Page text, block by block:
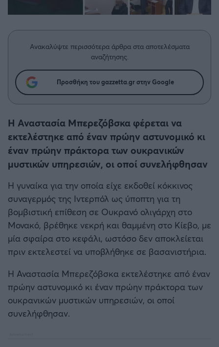
Άρης
Βόλος
Ατρόμητος Αθηνών
Κηφισιά
Παναιτωλικός
Καλαμάτα
Ηρακλής
Μπαρτσελόνα
Ρεάλ Μαδρίτης
Ανακαλύψτε περισσότερα άρθρα στα αποτελέσματα
αναζήτησης.
Προσθήκη του gazzetta.gr στην Google
Η Αναστασία Μπερεζόβσκα φέρεται να
εκτελέστηκε από έναν πρώην αστυνομικό κι
έναν πρώην πράκτορα των ουκρανικών
μυστικών υπηρεσιών, οι οποί συνελήφθησαν
Η γυναίκα για την οποία είχε εκδοθεί κόκκινος
συναγερμός της Ιντερπόλ ως ύποπτη για τη
βομβιστική επίθεση σε Ουκρανό ολιγάρχη στο
Μονακό, βρέθηκε νεκρή και θαμμένη στο Κίεβο, με
μία σφαίρα στο κεφάλι, ωστόσο δεν αποκλείεται
πριν εκτελεστεί να υποβλήθηκε σε βασανιστήρια.
Η Αναστασία Μπερεζόβσκα εκτελέστηκε από έναν
πρώην αστυνομικό κι έναν πρώην πράκτορα των
ουκρανικών μυστικών υπηρεσιών, οι οποί
συνελήφθησαν.